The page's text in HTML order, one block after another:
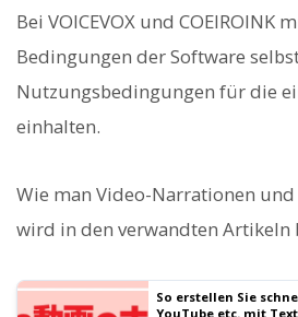
Bei VOICEVOX und COEIROINK
Bedingungen der Software
Nutzungsbedingungen für die
einhalten.
Wie man Video-Narrationen
wird in den verwandten Artikeln
So erstellen Sie
YouTube etc. mit